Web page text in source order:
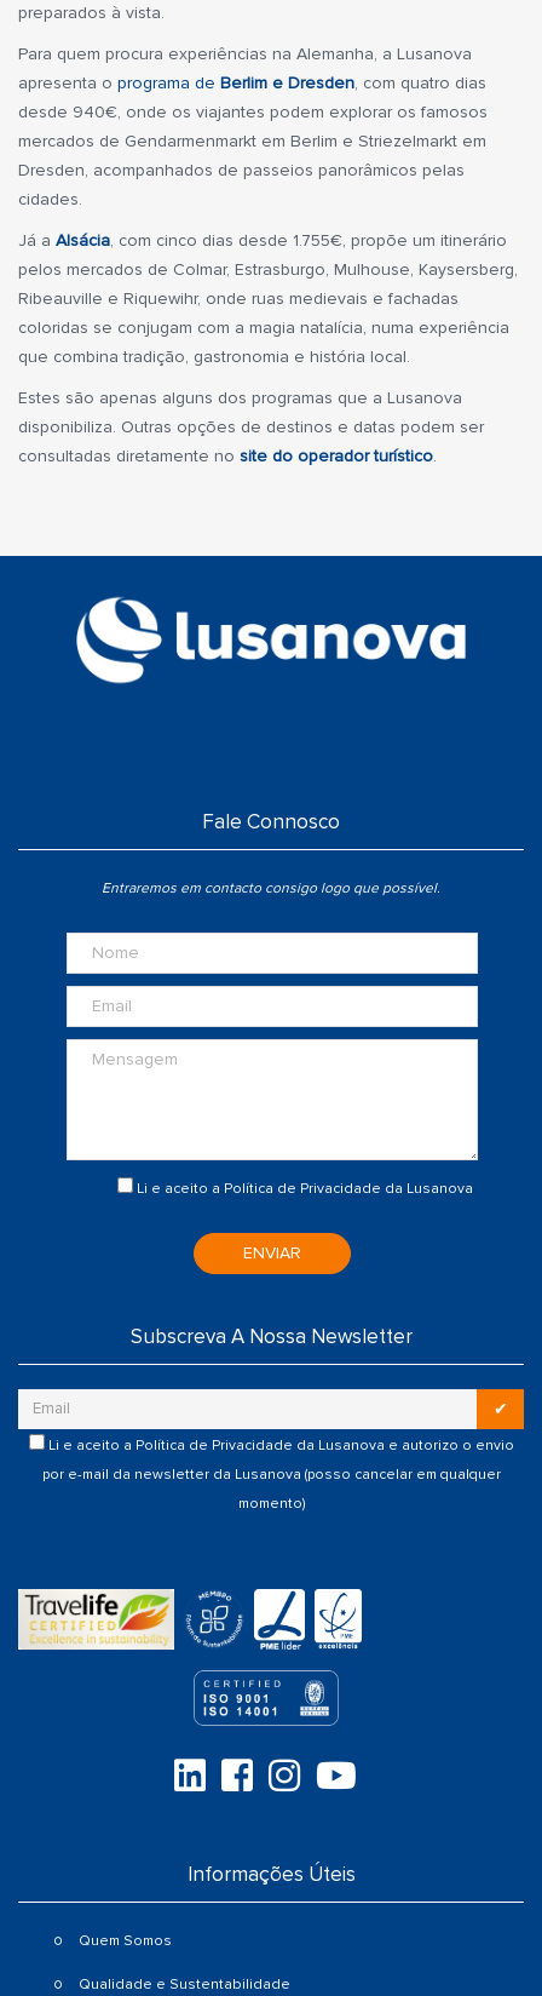
preparados à vista.
Para quem procura experiências na Alemanha, a Lusanova
apresenta o programa de Berlim e Dresden, com quatro dias
desde 940€, onde os viajantes podem explorar os famosos
mercados de Gendarmenmarkt em Berlim e Striezelmarkt em
Dresden, acompanhados de passeios panorâmicos pelas
cidades.
Já a Alsácia, com cinco dias desde 1.755€, propõe um itinerário
pelos mercados de Colmar, Estrasburgo, Mulhouse, Kaysersberg,
Ribeauville e Riquewihr, onde ruas medievais e fachadas
coloridas se conjugam com a magia natalícia, numa experiência
que combina tradição, gastronomia e história local.
Estes são apenas alguns dos programas que a Lusanova
disponibiliza. Outras opções de destinos e datas podem ser
consultadas diretamente no site do operador turístico.
Fale Connosco
Entraremos em contacto consigo logo que possível.
Li e aceito a Política de Privacidade da Lusanova
ENVIAR
Subscreva A Nossa Newsletter
✔
Li e aceito a Política de Privacidade da Lusanova e autorizo o envio
por e-mail da newsletter da Lusanova (posso cancelar em qualquer
momento)
Informações Úteis
Quem Somos
Qualidade e Sustentabilidade